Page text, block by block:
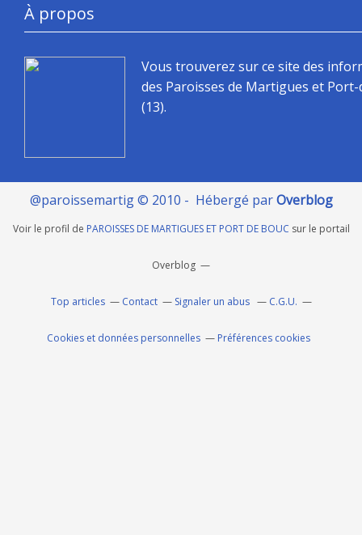
À propos
Vous trouverez sur ce site des
des Paroisses de Martigues et
(13).
@paroissemartig © 2010 - Hébergé parOverblog
Voir le profil de PAROISSES DE MARTIGUES ET PORT DE BOUC sur le portail
Overblog
Top articles Contact Signaler un abus C.G.U.
Cookies et données personnelles Préférences cookies